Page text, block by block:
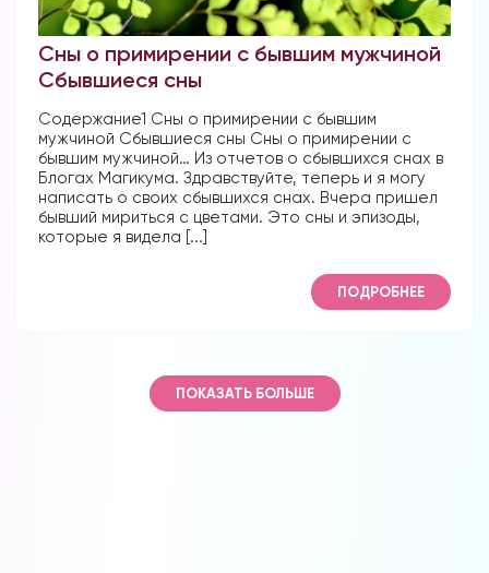
Сны о примирении с бывшим мужчиной
Сбывшиеся сны
Содержание1 Сны о примирении с бывшим
мужчиной Сбывшиеся сны Сны о примирении с
бывшим мужчиной… Из отчетов о сбывшихся снах в
Блогах Магикума. Здравствуйте, теперь и я могу
написать о своих сбывшихся снах. Вчера пришел
бывший мириться с цветами. Это сны и эпизоды,
которые я видела [...]
ПОДРОБНЕЕ
ПОКАЗАТЬ БОЛЬШЕ